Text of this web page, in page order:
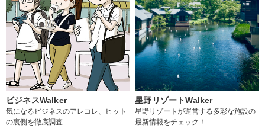
ビジネスWalker
気になるビジネスのアレコレ、ヒット
の裏側を徹底調査
星野リゾートWalker
星野リゾートが運営する多彩な施設の
最新情報をチェック！